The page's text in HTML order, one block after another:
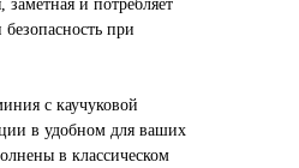
и потребляет
при
с каучуковой
в удобном для ваших
в классическом